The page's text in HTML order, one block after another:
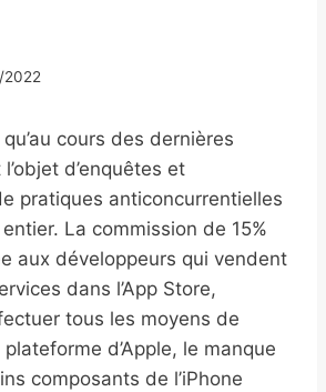
2022
cours des dernières
d’enquêtes et
pratiques anticoncurrentielles
La commission de 15%
aux développeurs qui vendent
dans l’App Store,
tous les moyens de
d’Apple, le manque
composants de l’iPhone